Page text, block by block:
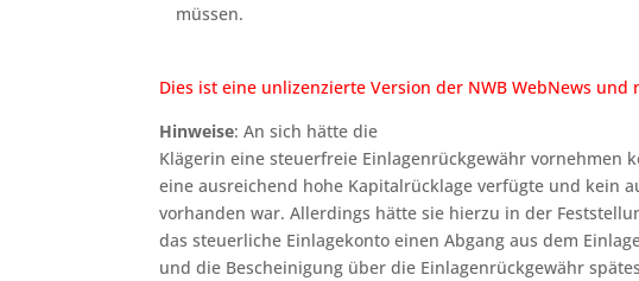
müssen.
Dies ist eine unlizenzierte Version der NWB WebNews und
Hinweise: An sich hätte die
Klägerin eine steuerfreie Einlagenrückgewähr vornehmen
eine ausreichend hohe Kapitalrücklage verfügte und kein
vorhanden war. Allerdings hätte sie hierzu in der
das steuerliche Einlagekonto einen Abgang aus dem
und die Bescheinigung über die Einlagenrückgewähr